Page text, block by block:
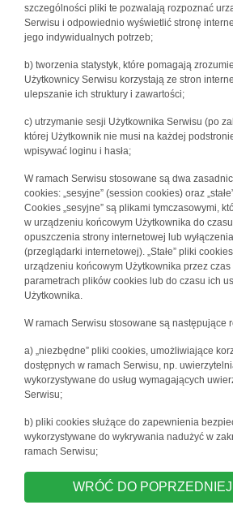
szczególności pliki te pozwalają rozpoznać
Serwisu i odpowiednio wyświetlić stronę
jego indywidualnych potrzeb;
b) tworzenia statystyk, które pomagają
Użytkownicy Serwisu korzystają ze stron
ulepszanie ich struktury i zawartości;
c) utrzymanie sesji Użytkownika Serwisu (po
której Użytkownik nie musi na każdej
wpisywać loginu i hasła;
W ramach Serwisu stosowane są dwa
cookies: „sesyjne” (session cookies) oraz
Cookies „sesyjne” są plikami tymczasowymi,
w urządzeniu końcowym Użytkownika do
opuszczenia strony internetowej lub
(przeglądarki internetowej). „Stałe” pliki
urządzeniu końcowym Użytkownika przez
parametrach plików cookies lub do czasu ich
Użytkownika.
W ramach Serwisu stosowane są następujące
a) „niezbędne” pliki cookies, umożliwiające
dostępnych w ramach Serwisu, np.
wykorzystywane do usług wymagających
Serwisu;
b) pliki cookies służące do zapewnienia
wykorzystywane do wykrywania nadużyć w
ramach Serwisu;
WRÓĆ DO